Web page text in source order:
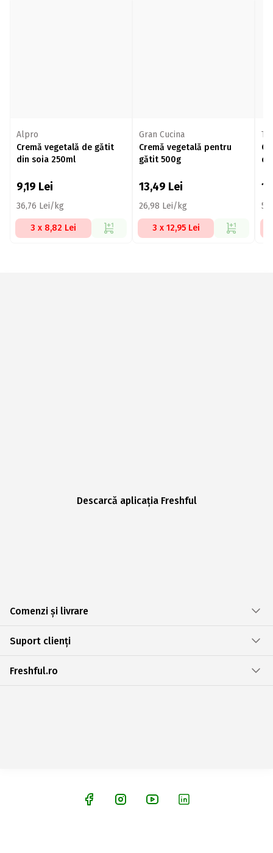
Alpro
Cremă vegetală de gătit
din soia 250ml
9,19 Lei
36,76 Lei/kg
3 x 8,82 Lei
Gran Cucina
Cremă vegetală pentru
gătit 500g
13,49 Lei
26,98 Lei/kg
3 x 12,95 Lei
Descarcă aplicația Freshful
Comenzi și livrare
Suport clienți
Freshful.ro